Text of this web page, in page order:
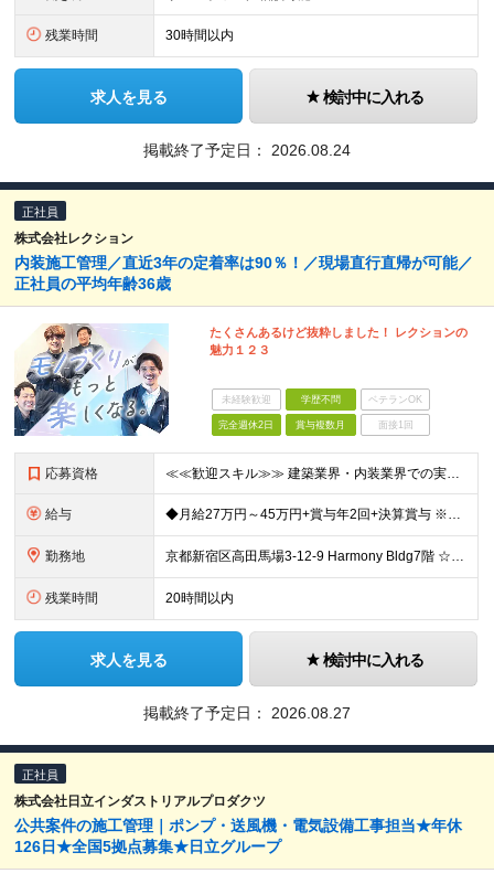
残業時間 30時間以内
求人を見る 検討中に入れる
掲載終了予定日： 2026.08.24
正社員
株式会社レクション
内装施工管理／直近3年の定着率は90％！／現場直行直帰が可能／
正社員の平均年齢36歳
たくさんあるけど抜粋しました！ レクションの
魅力１２３
未経験歓迎 学歴不問 ベテランOK
完全週休2日 賞与複数月 面接1回
応募資格 ≪≪歓迎スキル≫≫ 建築業界・内装業界での実務経験 （オフィスや店舗内装の施工管理経験がある方大歓迎） ≪≪必須スキル≫≫ ◆社会人経験が3年以上ある方 ◆要普免（AT限定可） 【未経験者も同時
給与 ◆月給27万円～45万円+賞与年2回+決算賞与 ※保有資格や経験、能力に応じて決定いたします ※試用期間3ヶ月あり（期間中の雇用形態・待遇の差異はありません） 【昇給】年1回…直近４期全社員1万円
勤務地 京都新宿区高田馬場3-12-9 Harmony Bldg7階 ☆旧事務所から近くの新築ビルに2026年7月末に移転完了☆ 旧事務所住所：東京都新宿区高田馬場3-14-3 八達ビル 1F （旧事務所
残業時間 20時間以内
求人を見る 検討中に入れる
掲載終了予定日： 2026.08.27
正社員
株式会社日立インダストリアルプロダクツ
公共案件の施工管理｜ポンプ・送風機・電気設備工事担当★年休
126日★全国5拠点募集★日立グループ